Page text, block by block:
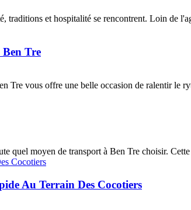
et hospitalité se rencontrent. Loin de
Tre
Tre‎ vous offre‎ une belle occasion‎ de ralentir‎ le
quel‎ moyen de transport‎ à Ben Tre‎ choisir.
Au Terrain Des Cocotiers